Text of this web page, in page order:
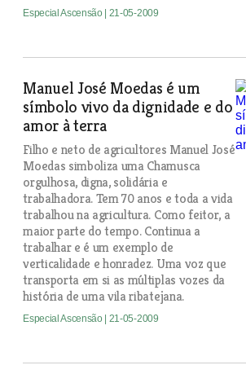
Especial Ascensão | 21-05-2009
Manuel José Moedas é um
símbolo vivo da dignidade e do
amor à terra
Filho e neto de agricultores Manuel José
Moedas simboliza uma Chamusca
orgulhosa, digna, solidária e
trabalhadora. Tem 70 anos e toda a vida
trabalhou na agricultura. Como feitor, a
maior parte do tempo. Continua a
trabalhar e é um exemplo de
verticalidade e honradez. Uma voz que
transporta em si as múltiplas vozes da
história de uma vila ribatejana.
Especial Ascensão | 21-05-2009